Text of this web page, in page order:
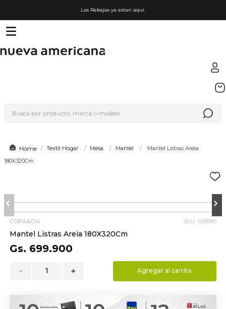
Las Rebajas ya estan aqui.
Textil Hogar Mesa Mantel
Mantel Listras Areia
180X320Cm
COPA&CIA SKU: 1518996
Mantel Listras Areia 180X320Cm
Gs. 699.900
＋
－ Agregar al carrito
2.
nike
4.
lego
5.
cafetera
.
organizador
8.
hydrate
9.
almohada
10. toalla